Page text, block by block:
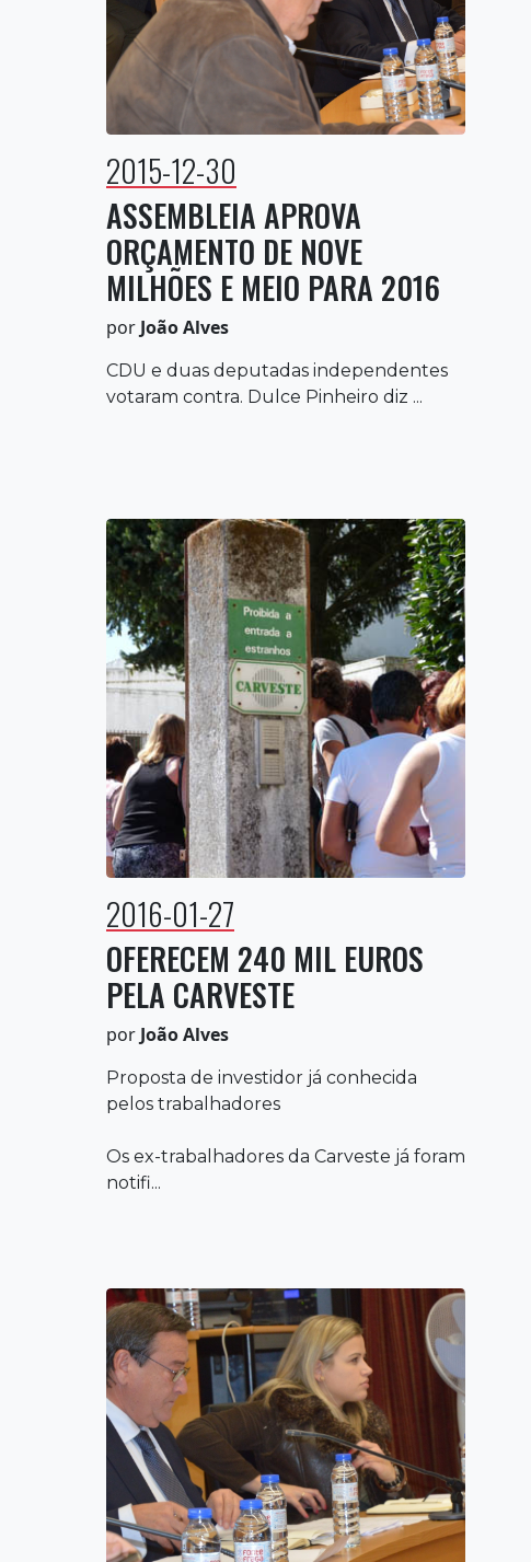
2015-12-30
ASSEMBLEIA APROVA
ORÇAMENTO DE NOVE
MILHÕES E MEIO PARA 2016
por João Alves
CDU e duas deputadas independentes
votaram contra. Dulce Pinheiro diz ...
2016-01-27
OFERECEM 240 MIL EUROS
PELA CARVESTE
por João Alves
Proposta de investidor já conhecida
pelos trabalhadores
Os ex-trabalhadores da Carveste já foram
notifi...